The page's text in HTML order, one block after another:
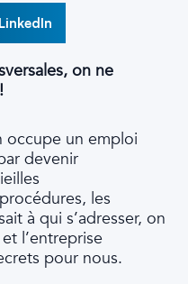
LinkedIn
on ne
occupe un emploi
devenir
les
à qui s’adresser, on
l’entreprise
pour nous.